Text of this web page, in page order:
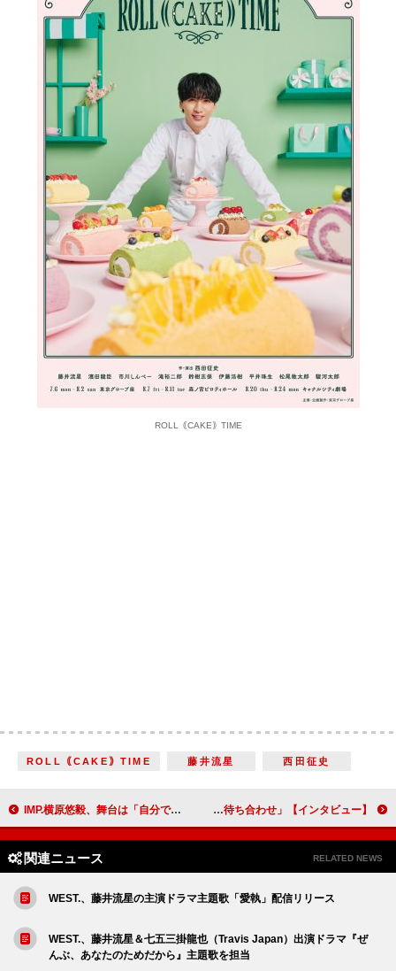
ROLL｟CAKE｠TIME
ROLL｟CAKE｠TIME 藤井流星 西田征史
IMP.横原悠毅、舞台は「自分ではない人物になれる」 3年ぶりの主演舞台CINEMATIC STAGE「GINZA MIGHTY GUY」に挑む【インタビュー】 横山裕「人間ドラマが色濃く描かれていて、物語に一気に引き込まれる」 関水渚「横山さんが演じる磯貝さんとの掛け合いの面白さを楽しんで」 水ドラ★イレブン「今夜もシリアルキラーと待ち合わせ」【インタビュー】
関連ニュース RELATED NEWS
WEST.、藤井流星の主演ドラマ主題歌「愛執」配信リリース
WEST.、藤井流星＆七五三掛龍也（Travis Japan）出演ドラマ『ぜ
んぶ、あなたのためだから』主題歌を担当